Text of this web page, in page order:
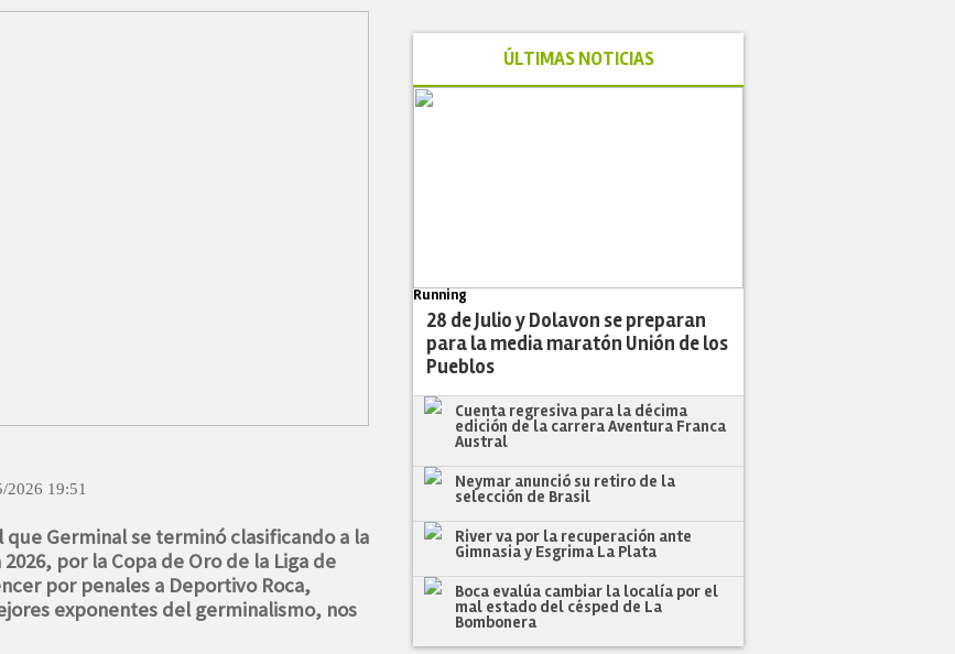
19:51
Germinal se terminó clasificando a la
por la Copa de Oro de la Liga de
por penales a Deportivo Roca,
exponentes del germinalismo, nos
ÚLTIMAS NOTICIAS
Running
28 de Julio y Dolavon se preparan
para la media maratón Unión de los
Pueblos
Cuenta regresiva para la décima
edición de la carrera Aventura Franca
Austral
Neymar anunció su retiro de la
selección de Brasil
River va por la recuperación ante
Gimnasia y Esgrima La Plata
Boca evalúa cambiar la localía por el
mal estado del césped de La
Bombonera